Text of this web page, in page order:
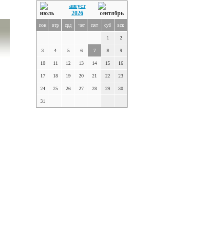
август
2026
пон втр срд чет пят суб вск
1 2
3 4 5 6 7 8 9
10 11 12 13 14 15 16
17 18 19 20 21 22 23
24 25 26 27 28 29 30
31